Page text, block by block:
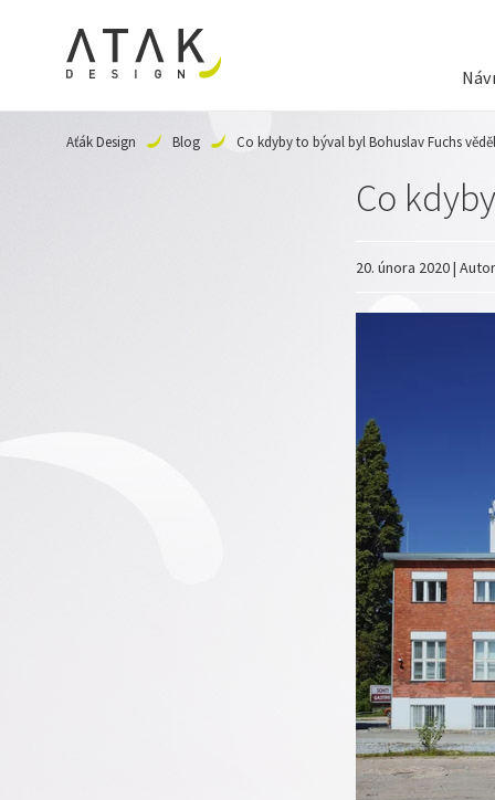
Aťák Design Blog Co kdyby to býval byl Bohuslav Fuchs věděl
Co
20. února 2020 |